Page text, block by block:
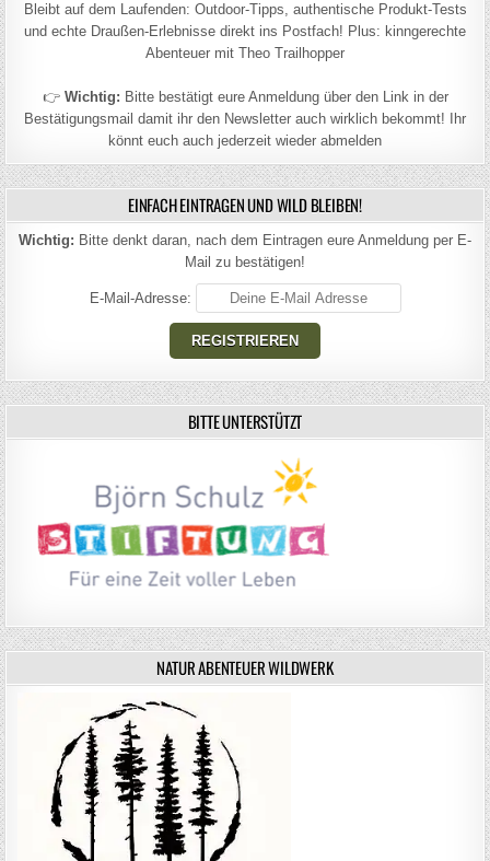
Bleibt auf dem Laufenden: Outdoor-Tipps, authentische Produkt-Tests
und echte Draußen-Erlebnisse direkt ins Postfach! Plus: kinngerechte
Abenteuer mit Theo Trailhopper
👉 Wichtig: Bitte bestätigt eure Anmeldung über den Link in der
Bestätigungsmail damit ihr den Newsletter auch wirklich bekommt! Ihr
könnt euch auch jederzeit wieder abmelden
EINFACH EINTRAGEN UND WILD BLEIBEN!
Wichtig: Bitte denkt daran, nach dem Eintragen eure Anmeldung per E-
Mail zu bestätigen!
E-Mail-Adresse:
BITTE UNTERSTÜTZT
NATUR ABENTEUER WILDWERK